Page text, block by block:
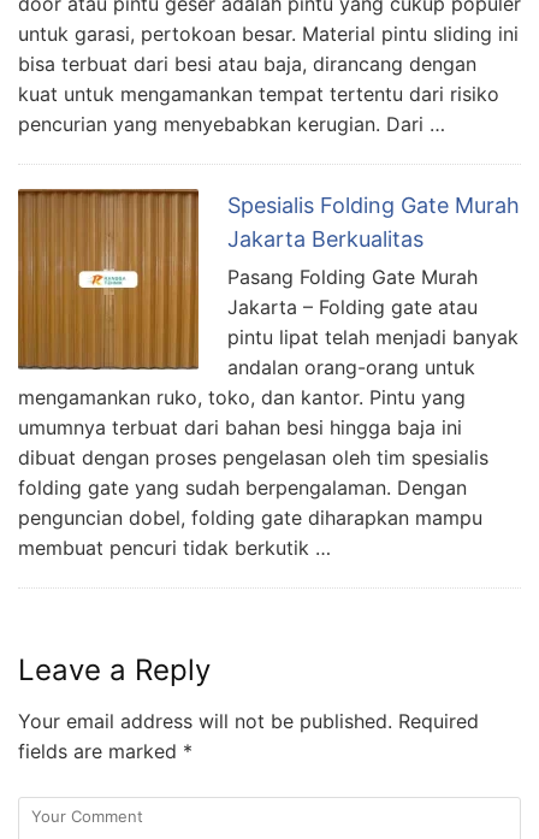
untuk garasi, pertokoan besar. Material pintu sliding ini
bisa terbuat dari besi atau baja, dirancang dengan
kuat untuk mengamankan tempat tertentu dari risiko
pencurian yang menyebabkan kerugian. Dari …
Spesialis Folding Gate Murah
Jakarta Berkualitas
Pasang Folding Gate Murah
Jakarta – Folding gate atau
pintu lipat telah menjadi banyak
andalan orang-orang untuk
mengamankan ruko, toko, dan kantor. Pintu yang
umumnya terbuat dari bahan besi hingga baja ini
dibuat dengan proses pengelasan oleh tim spesialis
folding gate yang sudah berpengalaman. Dengan
penguncian dobel, folding gate diharapkan mampu
membuat pencuri tidak berkutik …
Leave a Reply
Your email address will not be published. Required
fields are marked *